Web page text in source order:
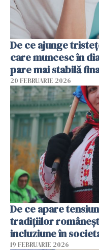
De ce ajunge
care muncesc în
pare mai stabilă
20 FEBRUARIE 2026
De ce apare
tradițiilor
incluziune în
19 FEBRUARIE 2026